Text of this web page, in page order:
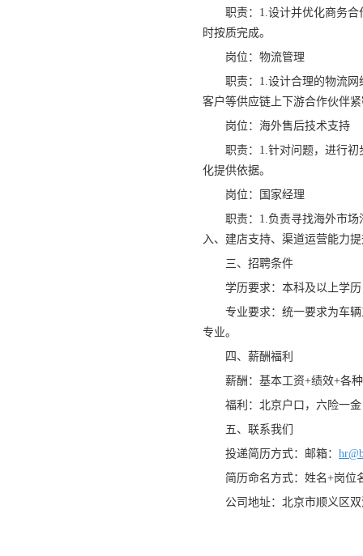
职责：1.设计并优化商务
时按质完成。
岗位：物流管理
职责：1.设计合理的物流
客户等供应链上下游合作伙伴
岗位：海外售后技术支持
职责：1.针对问题，进行
化提供依据。
岗位：国家经理
职责：1.负责寻找海外市
入、建店支持、渠道运营能力
三、招聘条件
学历要求：本科及以上学
专业要求：统一要求为车
专业。
四、薪酬福利
薪酬：基本工资+绩效+各
福利：北京户口，六险一
五、联系我们
投递简历方式：邮箱：
简历命名方式：姓名+岗位
公司地址：北京市顺义区